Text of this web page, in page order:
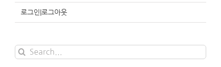
로그인|로그아웃
Search
for: